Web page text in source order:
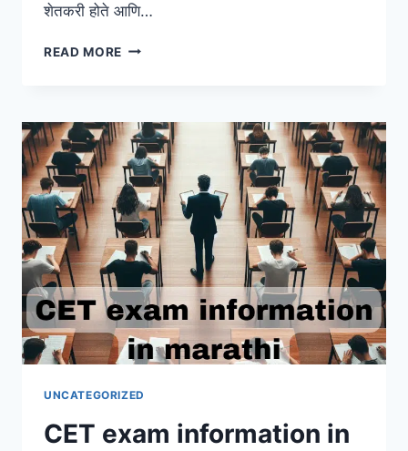
शेतकरी होते आणि…
READ MORE SANT
MARATHI
संत
जनाबाई
माहिती
मराठीत
UNCATEGORIZED
CET exam information in